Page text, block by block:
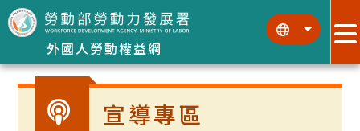
跳到主要內容區塊
外國人勞動權益網
::: :::
宣導專區